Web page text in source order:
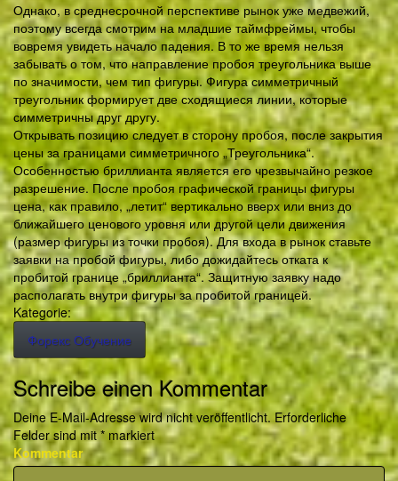
Однако, в среднесрочной перспективе рынок уже медвежий,
поэтому всегда смотрим на младшие таймфреймы, чтобы
вовремя увидеть начало падения. В то же время нельзя
забывать о том, что направление пробоя треугольника выше
по значимости, чем тип фигуры. Фигура симметричный
треугольник формирует две сходящиеся линии, которые
симметричны друг другу.
Открывать позицию следует в сторону пробоя, после закрытия
цены за границами симметричного „Треугольника“.
Особенностью бриллианта является его чрезвычайно резкое
разрешение. После пробоя графической границы фигуры
цена, как правило, „летит“ вертикально вверх или вниз до
ближайшего ценового уровня или другой цели движения
(размер фигуры из точки пробоя). Для входа в рынок ставьте
заявки на пробой фигуры, либо дожидайтесь отката к
пробитой границе „бриллианта“. Защитную заявку надо
располагать внутри фигуры за пробитой границей.
Kategorie:
Форекс Обучение
Schreibe einen Kommentar
Deine E-Mail-Adresse wird nicht veröffentlicht. Erforderliche
Felder sind mit*markiert
Kommentar